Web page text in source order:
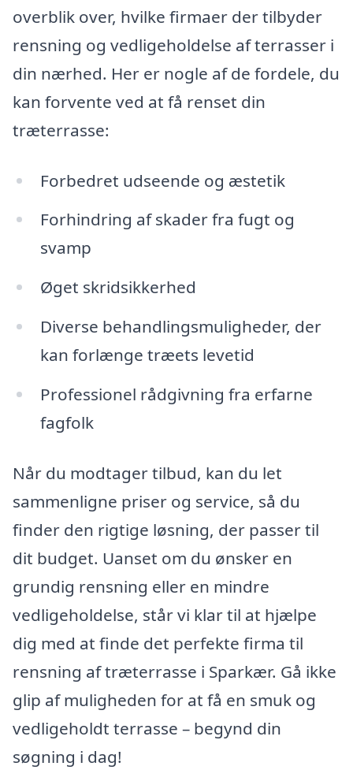
overblik over, hvilke firmaer der tilbyder
rensning og vedligeholdelse af terrasser i
din nærhed. Her er nogle af de fordele, du
kan forvente ved at få renset din
træterrasse:
Forbedret udseende og æstetik
Forhindring af skader fra fugt og
svamp
Øget skridsikkerhed
Diverse behandlingsmuligheder, der
kan forlænge træets levetid
Professionel rådgivning fra erfarne
fagfolk
Når du modtager tilbud, kan du let
sammenligne priser og service, så du
finder den rigtige løsning, der passer til
dit budget. Uanset om du ønsker en
grundig rensning eller en mindre
vedligeholdelse, står vi klar til at hjælpe
dig med at finde det perfekte firma til
rensning af træterrasse i Sparkær. Gå ikke
glip af muligheden for at få en smuk og
vedligeholdt terrasse – begynd din
søgning i dag!